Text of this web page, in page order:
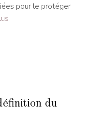
pour le protéger
du